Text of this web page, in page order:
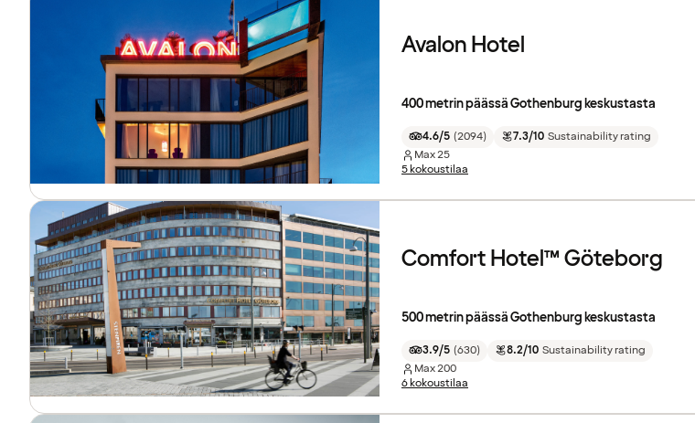
Avalon Hotel
400 metrin päässä Gothenburg keskustasta
4.6/5 (2094) 7.3/10 Sustainability rating
Max25
5 kokoustilaa
Comfort Hotel™ Göteborg
500 metrin päässä Gothenburg keskustasta
3.9/5 (630) 8.2/10 Sustainability rating
Max200
6 kokoustilaa